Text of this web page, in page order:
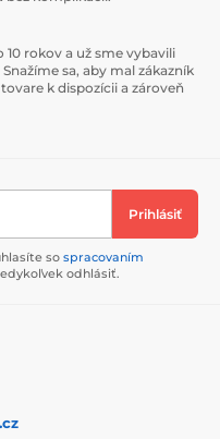
rokov a už sme vybavili
sa, aby mal zákazník
k dispozícii a zároveň
Prihlásiť
so spracovaním
odhlásiť.